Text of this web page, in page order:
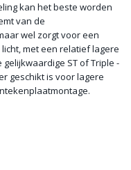
kan het beste worden
van de
wel zorgt voor een
met een relatief lagere
ST of Triple -
geschikt is voor lagere